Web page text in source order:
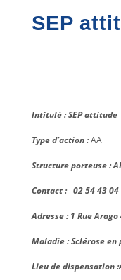
SEP
Intitulé : SEP attitude
Type d’action :AA
Structure porteuse :
Contact : 02 54 43
Adresse :1 Rue
Maladie : Sclérose en
Lieu de dispensation